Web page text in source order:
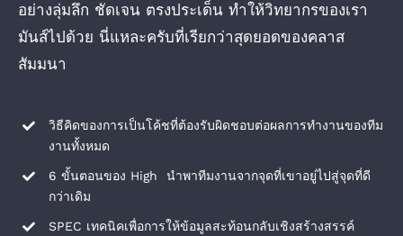
อย่างลุ่มลึก ชัดเจน ตรงประเด็น ทำให้วิทยากรของเรา
มันส์ไปด้วย นี่แหละครับที่เรียกว่าสุดยอดของคลาส
สัมมนา
วิธีคิดของการเป็นโค้ชที่ต้องรับผิดชอบต่อผลการทำงานของทีม
งานทั้งหมด
6 ขั้นตอนของ High นำพาทีมงานจากจุดที่เขาอยู่ไปสู่จุดที่ดี
กว่าเดิม
SPEC เทคนิคเพื่อการให้ข้อมูลสะท้อนกลับเชิงสร้างสรรค์